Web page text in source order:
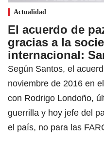
Actualidad
El acuerdo de
gracias a la
internacional:
Según Santos, el
noviembre de 2016 en
con Rodrigo Londoño,
guerrilla y hoy jefe del
el país, no para las